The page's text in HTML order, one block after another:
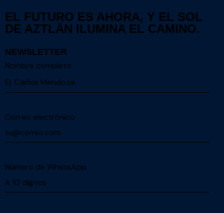
EL FUTURO ES AHORA, Y EL SOL
DE AZTLÁN ILUMINA EL CAMINO.
NEWSLETTER
Nombre completo
Correo electrónico
Número de WhatsApp